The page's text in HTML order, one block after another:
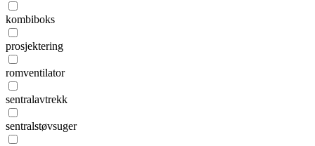
kombiboks
prosjektering
romventilator
sentralavtrekk
sentralstøvsuger